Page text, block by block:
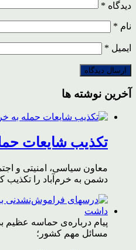
دیدگاه *
نام *
ایمیل *
آخرین نوشته ها
تکذیب شایعات
معاون سیاسی، امنیتی و
دشمن به خرم‌آباد را تکذیب
پیام درباره‌ی حماسه عظیم
مسائل مهم کشور؛